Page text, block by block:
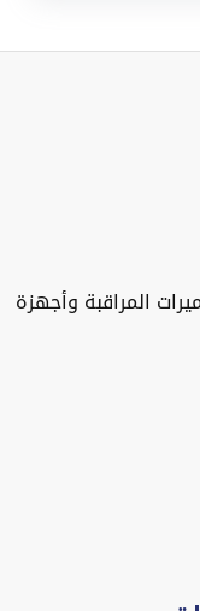
المراقبة وأجهزة